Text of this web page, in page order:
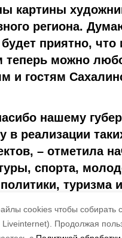
cookies чтобы собирать
Продолжая
картины
региона.
приятно, что
теперь можно
и гостям
нашему
в реализации
– отметила
спорта,
туризма